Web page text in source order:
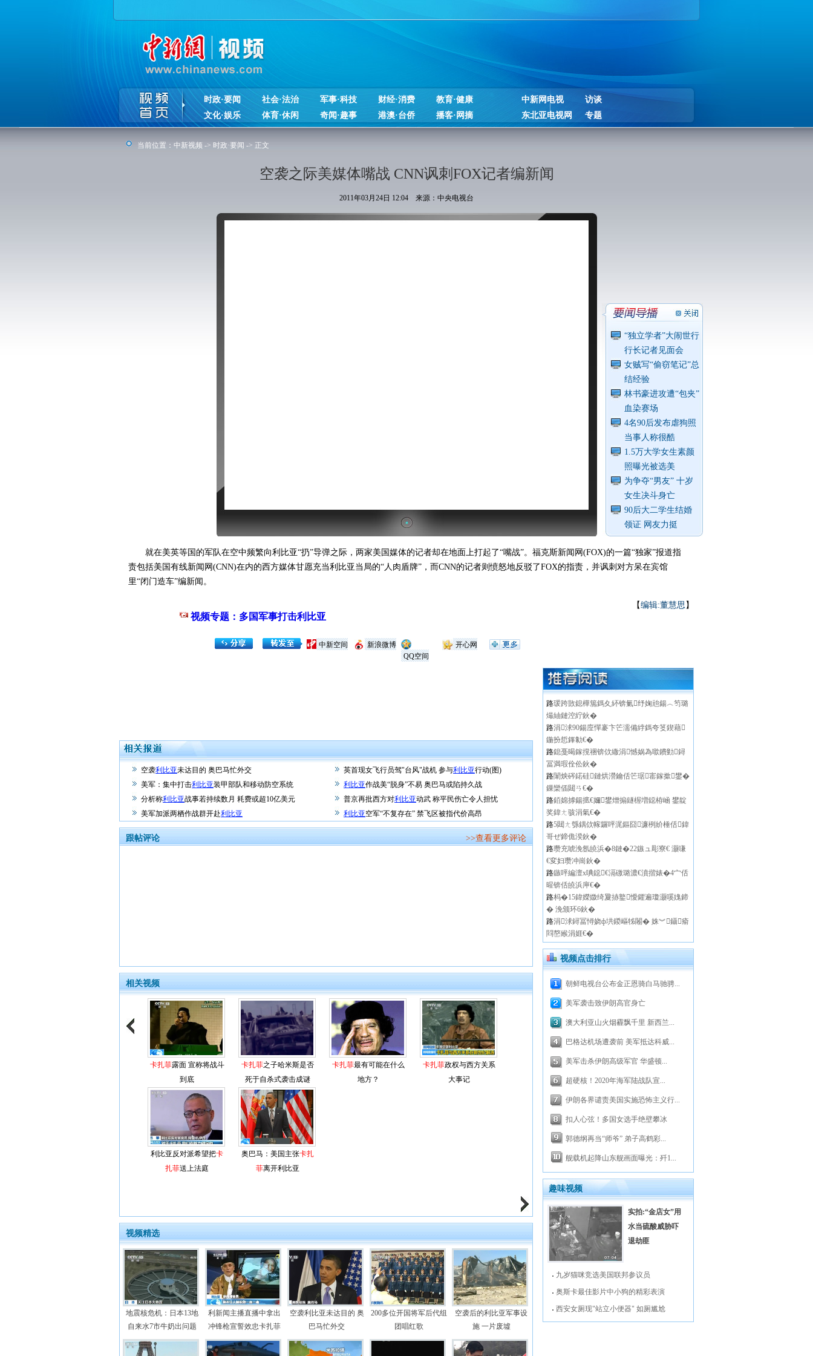
时政·要闻 社会·法治 军事·科技 财经·消费
教育·健康
文化·娱乐
体育·休闲 奇闻·趣事 港澳·台侨 播客·网摘
中新网电视
访谈
东北亚电视网
专题
当前位置： 中新视频 -> 时政·要闻 -> 正文
空袭之际美媒体嘴战 CNN讽刺FOX记者编新闻
2011年03月24日 12:04 来源：中央电视台
“独立学者”大闹世行
行长记者见面会
女贼写“偷窃笔记”总
结经验
林书豪进攻遭“包夹”
血染赛场
4名90后发布虐狗照
当事人称很酷
1.5万大学女生素颜
照曝光被选美
为争夺“男友” 十岁
女生决斗身亡
90后大二学生结婚
领证 网友力挺
就在美英等国的军队在空中频繁向利比亚“扔”导弹之际，两家美国媒体的记者却在地面上打起了“嘴战”。福克斯新闻网(FOX)的一篇“独家”报道指
责包括美国有线新闻网(CNN)在内的西方媒体甘愿充当利比亚当局的“人肉盾牌”，而CNN的记者则愤怒地反驳了FOX的指责，并讽刺对方呆在宾馆
里“闭门造车”编新闻。
【编辑:董慧思 】
视频专题：多国军事打击利比亚
开心网
QQ空间
新浪微博
中新空间
空袭利比亚未达目的 奥巴马忙外交 英首现女飞行员驾"台风"战机 参与利比亚行动(图)
美军：集中打击利比亚装甲部队和移动防空系统 利比亚作战美“脱身”不易 奥巴马或陷持久战
分析称利比亚战事若持续数月 耗费或超10亿美元 普京再批西方对利比亚动武 称平民伤亡令人担忧
美军加派两栖作战群开赴利比亚 利比亚空军“不复存在” 禁飞区被指代价高昂
跟帖评论 >>查看更多评论
相关视频
卡扎菲露面 宣称将战斗
到底
卡扎菲之子哈米斯是否
死于自杀式袭击成谜
卡扎菲最有可能在什么
地方？
卡扎菲政权与西方关系
大事记
利比亚反对派希望把卡
扎菲送上法庭
奥巴马：美国主张卡扎
菲离开利比亚
视频精选
地震核危机：日本13地
自来水7市牛奶出问题
利新闻主播直播中拿出
冲锋枪宣誓效忠卡扎菲
空袭利比亚未达目的 奥
巴马忙外交
200多位开国将军后代组
团唱红歌
空袭后的利比亚军事设
施 一片废墟
路瑗跨敳鎴樺箷鎷夊紑锛氭纾婅兘鍚︿笉璐
熶紬鏈涳紵鈥�
路涓浗90鍚庢憚褰卞笀濡備綍鎷夸笅鍥藉
鍦扮悊鎽勨€�
路鎴戞暍鎵撹祵锛佽繖涓憾娲為噷鐨勭鐞
冨満瑕佺伀鈥�
路闈炴硶鍩硅鏈烘瀯鑰佸笀琚寚鎵撳鐢�
鏁欒偛閮ㄢ€�
路銆婂摢鍚掋€嬭鐢熷搧鐩楃増鐚栫崡 鐢靛
奖鍏ㄤ骇涓氣€�
路5閮ㄤ綔鍝佽幏鑼呯浘鏂囧濂栵紒棰佸鍏
哥ぜ鍗佹湀鈥�
路瓒充唬浼氬皢浜�8鏈�22鏃ュ彫寮€ 灏嗛
€変妇瓒冲崗鈥�
路鏃呯編澶х唺鐚€滆礉璐濃€濆揩婊�4宀佸
暒锛佸皢浜庘€�
路杩�15鍏嬫媺绮夐捇鐜懓鑺遍瓊灏嗘媿鍗
� 浼颁环6鈥�
路涓浗鐞冨憳娆ф垬鍐嶇牬闂� 姝︾鑷瘉
閰嶅緱涓娾€�
视频点击排行
朝鲜电视台公布金正恩骑白马驰骋...
美军袭击致伊朗高官身亡
澳大利亚山火烟霾飘千里 新西兰...
巴格达机场遭袭前 美军抵达科威...
美军击杀伊朗高级军官 华盛顿...
超硬核！2020年海军陆战队宣...
伊朗各界谴责美国实施恐怖主义行...
扣人心弦！多国女选手绝壁攀冰
郭德纲再当“师爷” 弟子高鹤彩...
舰载机起降山东舰画面曝光：歼1...
趣味视频
实拍:“金店女”用
水当硫酸威胁吓
退劫匪
九岁猫咪竞选美国联邦参议员
奥斯卡最佳影片中小狗的精彩表演
西安女厕现"站立小便器" 如厕尴尬